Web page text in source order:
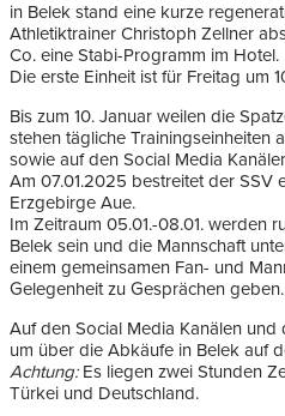
in Belek stand eine kurze
Athletiktrainer Christoph Zellner
Co. eine Stabi-Programm im Hotel.
Die erste Einheit ist für Freitag um
Bis zum 10. Januar weilen die
stehen tägliche Trainingseinheiten
sowie auf den Social Media
Am 07.01.2025 bestreitet der SSV
Erzgebirge Aue.
Im Zeitraum 05.01.-08.01. werden
Belek sein und die Mannschaft
einem gemeinsamen Fan- und
Gelegenheit zu Gesprächen geben.
Auf den Social Media Kanälen
um über die Abkäufe in Belek auf
Achtung:Es liegen zwei Stunden
Türkei und Deutschland.